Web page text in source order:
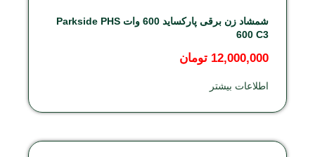
شمشاد زن برقی پارکساید 600 وات Parkside PHS
600 C3
12,000,000 تومان
اطلاعات بیشتر